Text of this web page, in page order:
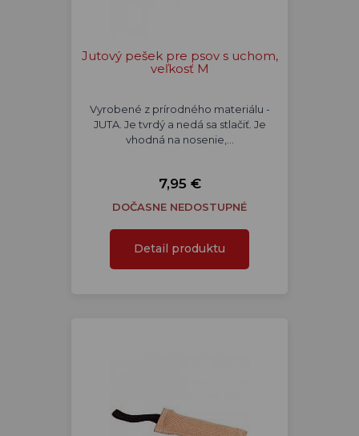
Jutový pešek pre psov s uchom,
veľkosť M
Vyrobené z prírodného materiálu -
JUTA. Je tvrdý a nedá sa stlačiť. Je
vhodná na nosenie,…
7,95 €
DOČASNE NEDOSTUPNÉ
Detail produktu